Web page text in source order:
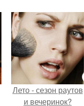
Лето - сезон раутов
и вечеринок?